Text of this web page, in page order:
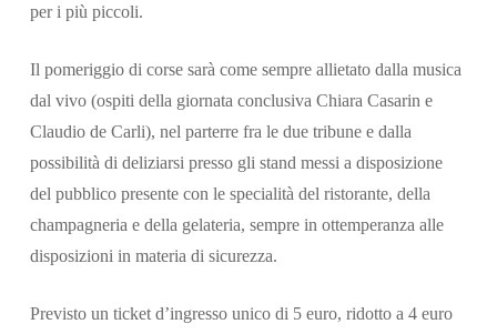
per i più piccoli.
Il pomeriggio di corse sarà come sempre allietato dalla musica
dal vivo (ospiti della giornata conclusiva Chiara Casarin e
Claudio de Carli), nel parterre fra le due tribune e dalla
possibilità di deliziarsi presso gli stand messi a disposizione
del pubblico presente con le specialità del ristorante, della
champagneria e della gelateria, sempre in ottemperanza alle
disposizioni in materia di sicurezza.
Previsto un ticket d’ingresso unico di 5 euro, ridotto a 4 euro